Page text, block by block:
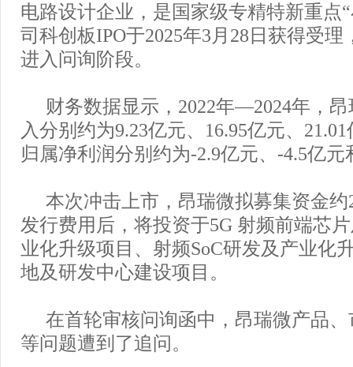
电路设计企业，是国家级专精特新重点
司科创板IPO于2025年3月28日获得受理
进入问询阶段。
财务数据显示，2022年—2024年，
入分别约为9.23亿元、16.95亿元、
归属净利润分别约为-2.9亿元、-4.5亿元
本次冲击上市，昂瑞微拟募集资金约
发行费用后，将投资于5G 射频前端芯
业化升级项目、射频SoC研发及产业化
地及研发中心建设项目。
在首轮审核问询函中，昂瑞微产品
等问题遭到了追问。